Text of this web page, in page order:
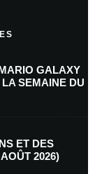
GALAXY
SEMAINE DU
ET DES
2026)